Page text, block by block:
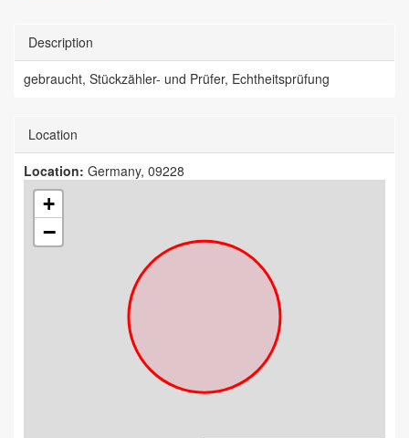
Description
gebraucht, Stückzähler- und Prüfer, Echtheitsprüfung
Location
Location: Germany, 09228
+
−